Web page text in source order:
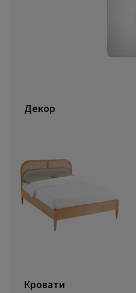
Декор
Кровати